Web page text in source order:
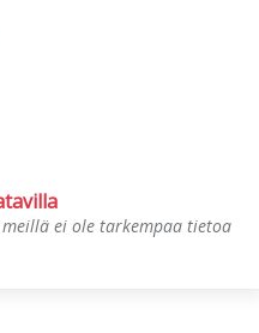
ei ole tarkempaa tietoa